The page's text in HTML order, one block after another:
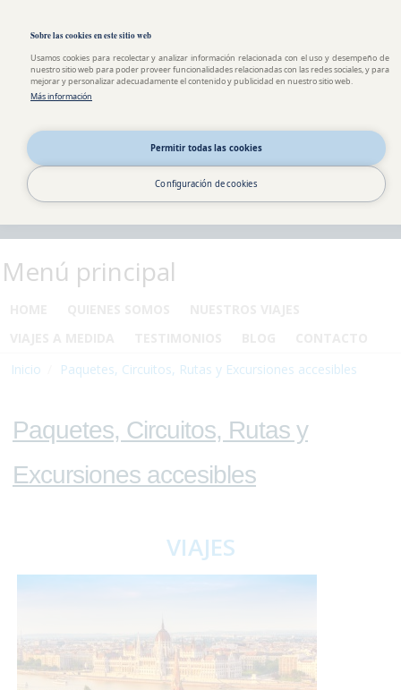
Sobre las cookies en este sitio web
Usamos cookies para recolectar y analizar información relacionada con el uso y desempeño de
nuestro sitio web para poder proveer funcionalidades relacionadas con las redes sociales, y para
mejorar y personalizar adecuadamente el contenido y publicidad en nuestro sitio web.
Más información
Permitir todas las cookies
Configuración de cookies
Menú principal
Inicio
Paquetes, Circuitos, Rutas y Excursiones accesibles
Paquetes, Circuitos, Rutas y
Excursiones accesibles
VIAJES